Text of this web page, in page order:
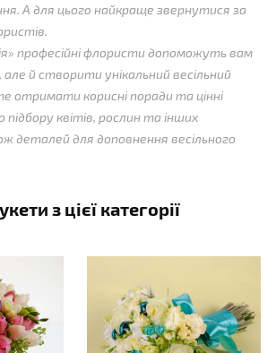
А для цього найкраще звернутися за
професійні флористи допоможуть вам
й створити унікальний весільний
отримати корисні поради та цінні
підбору квітів, рослин та інших
деталей для доповнення весільного
з цієї категорії